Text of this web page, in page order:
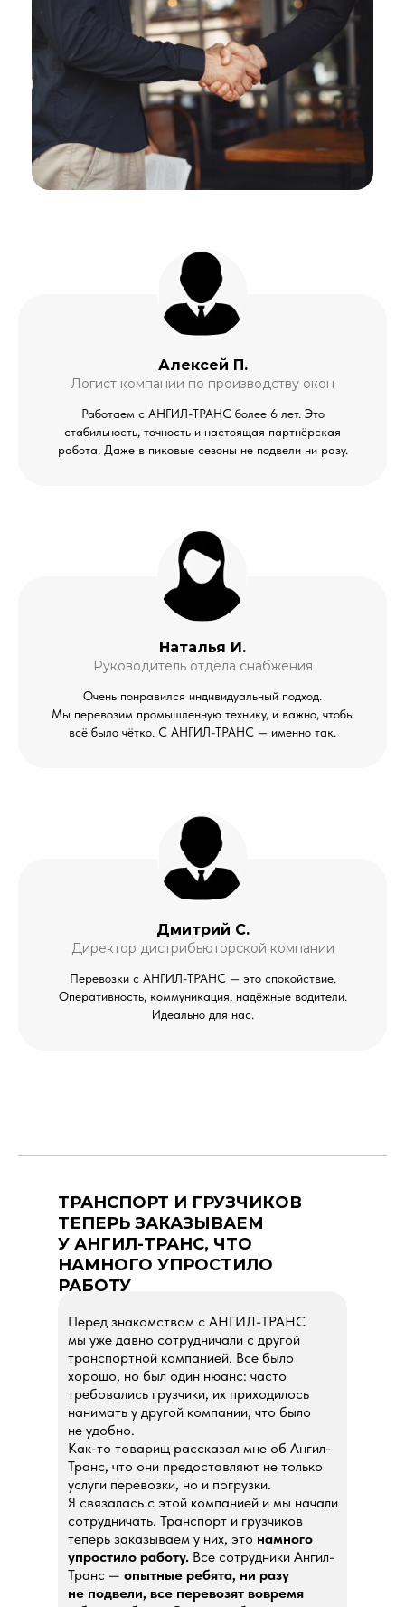
Алексей П.
Логист компании по производству окон
Работаем с АНГИЛ-ТРАНС более 6 лет. Это
стабильность, точность и настоящая партнёрская
работа. Даже в пиковые сезоны не подвели ни разу.
Наталья И.
Руководитель отдела снабжения
Очень понравился индивидуальный подход.
Мы перевозим промышленную технику, и важно, чтобы
всё было чётко. С АНГИЛ-ТРАНС — именно так.
Дмитрий С.
Директор дистрибьюторской компании
Перевозки с АНГИЛ-ТРАНС — это спокойствие.
Оперативность, коммуникация, надёжные водители.
Идеально для нас.
ТРАНСПОРТ И ГРУЗЧИКОВ
ТЕПЕРЬ ЗАКАЗЫВАЕМ
У АНГИЛ-ТРАНС, ЧТО
НАМНОГО УПРОСТИЛО
РАБОТУ
Перед знакомством с АНГИЛ-ТРАНС
мы уже давно сотрудничали с другой
транспортной компанией. Все было
хорошо, но был один нюанс: часто
требовались грузчики, их приходилось
нанимать у другой компании, что было
не удобно.
Как-то товарищ рассказал мне об Ангил-
Транс, что они предоставляют не только
услуги перевозки, но и погрузки.
Я связалась с этой компанией и мы начали
сотрудничать. Транспорт и грузчиков
теперь заказываем у них, это намного
упростило работу. Все сотрудники Ангил-
Транс — опытные ребята, ни разу
не подвели, все перевозят вовремя